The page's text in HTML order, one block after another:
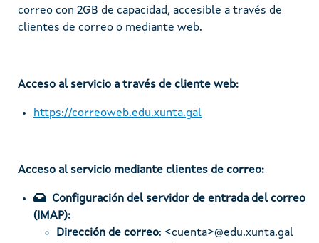
correo con 2GB de capacidad, accesible a través de
clientes de correo o mediante web.
Acceso al servicio a través de cliente web:
https://correoweb.edu.xunta.gal
Acceso al servicio mediante clientes de correo:
Configuración del servidor de entrada del correo
(IMAP):
Dirección de correo: <cuenta>@edu.xunta.gal